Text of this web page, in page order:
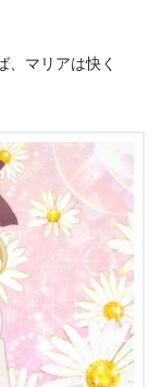
、マリアは快く